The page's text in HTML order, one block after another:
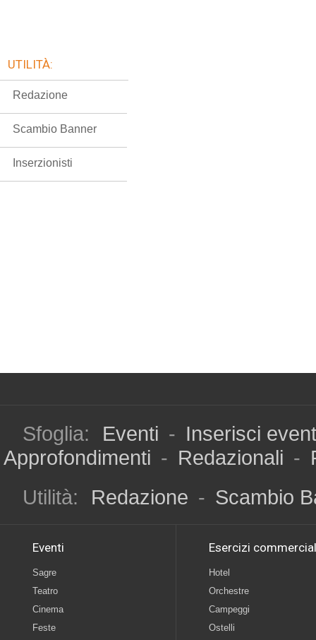
UTILITÀ:
Redazione
Scambio Banner
Inserzionisti
Sfoglia: Eventi - Inserisci
Approfondimenti - Redazionali -
Utilità:
Redazione - Scambio
Eventi
Sagre
Teatro
Cinema
Feste
Esercizi
Hotel
Orchestre
Campeggi
Ostelli